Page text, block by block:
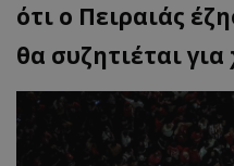
ότι ο Πειραιάς
θα συζητιέται για